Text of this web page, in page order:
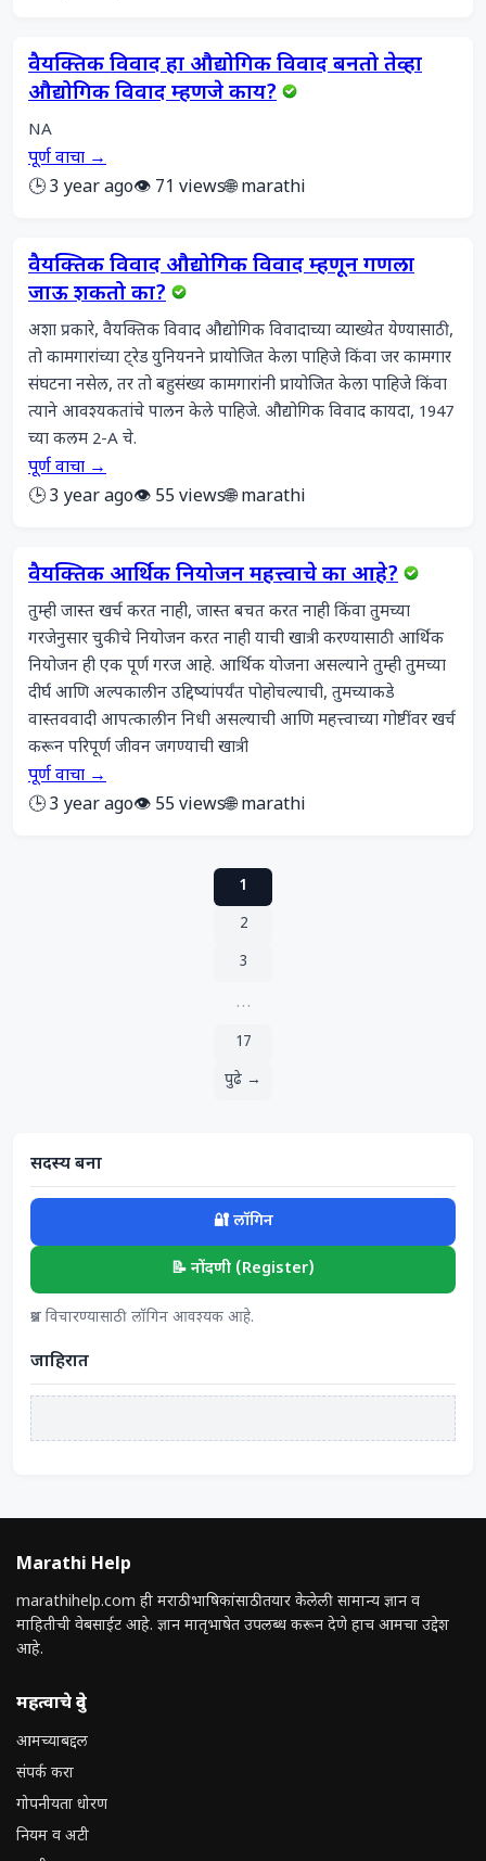
वैयक्तिक विवाद हा औद्योगिक विवाद बनतो तेव्हा
औद्योगिक विवाद म्हणजे काय?
NA
पूर्ण वाचा →
🕒 3 year ago👁️ 71 views🌐 marathi
वैयक्तिक विवाद औद्योगिक विवाद म्हणून गणला
जाऊ शकतो का?
अशा प्रकारे, वैयक्तिक विवाद औद्योगिक विवादाच्या व्याख्येत येण्यासाठी,
तो कामगारांच्या ट्रेड युनियनने प्रायोजित केला पाहिजे किंवा जर कामगार
संघटना नसेल, तर तो बहुसंख्य कामगारांनी प्रायोजित केला पाहिजे किंवा
त्याने आवश्यकतांचे पालन केले पाहिजे. औद्योगिक विवाद कायदा, 1947
च्या कलम 2-A चे.
पूर्ण वाचा →
🕒 3 year ago👁️ 55 views🌐 marathi
वैयक्तिक आर्थिक नियोजन महत्त्वाचे का आहे?
तुम्ही जास्त खर्च करत नाही, जास्त बचत करत नाही किंवा तुमच्या
गरजेनुसार चुकीचे नियोजन करत नाही याची खात्री करण्यासाठी आर्थिक
नियोजन ही एक पूर्ण गरज आहे. आर्थिक योजना असल्‍याने तुम्‍ही तुमच्‍या
दीर्घ आणि अल्पकालीन उद्दिष्‍यांपर्यंत पोहोचल्‍याची, तुमच्‍याकडे
वास्तववादी आपत्‍कालीन निधी असल्‍याची आणि महत्त्वाच्या गोष्टींवर खर्च
करून परिपूर्ण जीवन जगण्‍याची खात्री
पूर्ण वाचा →
🕒 3 year ago👁️ 55 views🌐 marathi
1
2
3
…
17
पुढे →
सदस्य बना
🔐 लॉगिन
📝 नोंदणी (Register)
प्रश्न विचारण्यासाठी लॉगिन आवश्यक आहे.
जाहिरात
Marathi Help
marathihelp.com ही मराठी भाषिकांसाठी तयार केलेली सामान्य ज्ञान व
माहितीची वेबसाईट आहे. ज्ञान मातृभाषेत उपलब्ध करून देणे हाच आमचा उद्देश
आहे.
महत्वाचे दुवे
आमच्याबद्दल
संपर्क करा
गोपनीयता धोरण
नियम व अटी